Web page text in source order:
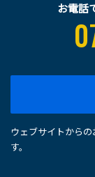
お電話
ウェブサイトから
す。